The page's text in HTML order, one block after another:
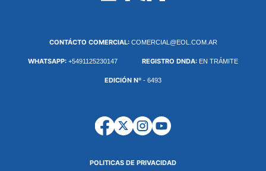
CONTÁCTO COMERCIAL: COMERCIAL@EOL.COM.AR
WHATSAPP: +5491125230147 REGISTRO DNDA: EN TRÁMITE
EDICIÓN Nº - 6493
POLITICAS DE PRIVACIDAD